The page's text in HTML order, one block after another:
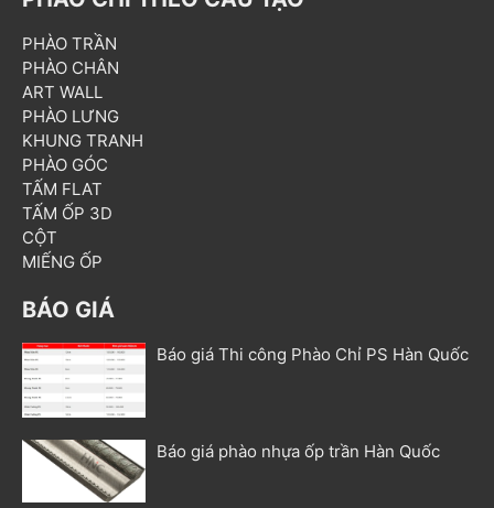
PHÀO TRẦN
PHÀO CHÂN
ART WALL
PHÀO LƯNG
KHUNG TRANH
PHÀO GÓC
TẤM FLAT
TẤM ỐP 3D
CỘT
MIẾNG ỐP
BÁO GIÁ
Báo giá Thi công Phào Chỉ PS Hàn Quốc
Báo giá phào nhựa ốp trần Hàn Quốc